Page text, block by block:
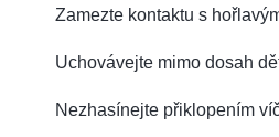
Zamezte kontaktu s
Uchovávejte mimo dosah
Nezhasínejte přiklopením